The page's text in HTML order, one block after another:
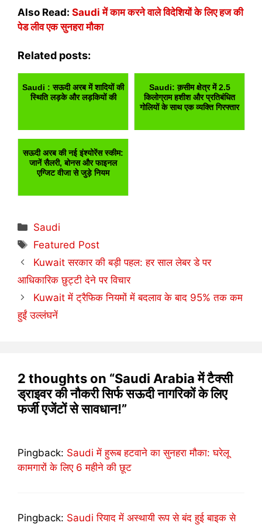
Also Read: Saudi में काम करने वाले विदेशियों के लिए हज की
पेड लीव एक सुनहरा मौका
Related posts:
Saudi : सऊदी अरब में शादियों की
स्थिति लड़के और लड़कियों की
Saudi: क़सीम क्षेत्र में 2.5
किलोग्राम हशीश और प्रतिबंधित
गोलियों के साथ एक व्यक्ति गिरफ्तार
सऊदी अरब की नई इंश्योरेंस स्कीम:
जानें सैलरी, बोनस और फाइनल
एग्जिट वीजा से जुड़े नियम
Categories
Saudi
Tags
Featured Post
Kuwait सरकार की बड़ी पहल: हर साल लेबर डे पर
आधिकारिक छुट्टी देने पर विचार
Kuwait में ट्रैफिक नियमों में बदलाव के बाद 95% तक कम
हुईं उल्लंघनें
2 thoughts on “Saudi Arabia में टैक्सी
ड्राइवर की नौकरी सिर्फ सऊदी नागरिकों के लिए
फर्जी एजेंटों से सावधान!”
Pingback: Saudi में हुरूब हटवाने का सुनहरा मौका: घरेलू
कामगारों के लिए 6 महीने की छूट
Pingback: Saudi रियाद में अस्थायी रूप से बंद हुई बाइक से